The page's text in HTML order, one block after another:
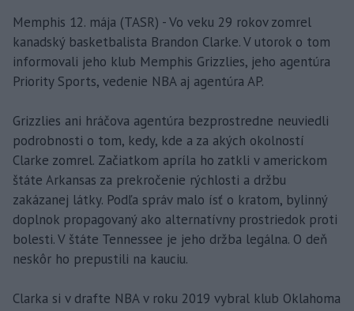
Memphis 12. mája (TASR) - Vo veku 29 rokov zomrel
kanadský basketbalista Brandon Clarke. V utorok o tom
informovali jeho klub Memphis Grizzlies, jeho agentúra
Priority Sports, vedenie NBA aj agentúra AP.
Grizzlies ani hráčova agentúra bezprostredne neuviedli
podrobnosti o tom, kedy, kde a za akých okolností
Clarke zomrel. Začiatkom apríla ho zatkli v americkom
štáte Arkansas za prekročenie rýchlosti a držbu
zakázanej látky. Podľa správ malo ísť o kratom, bylinný
doplnok propagovaný ako alternatívny prostriedok proti
bolesti. V štáte Tennessee je jeho držba legálna. O deň
neskôr ho prepustili na kauciu.
Clarka si v drafte NBA v roku 2019 vybral klub Oklahoma